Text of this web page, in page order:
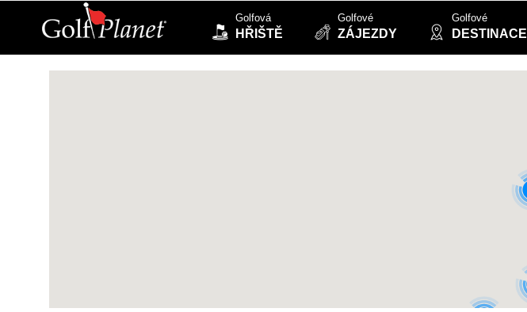
Golfová
HŘIŠTĚ
Golfové
ZÁJEZDY
Golfové
DESTINACE